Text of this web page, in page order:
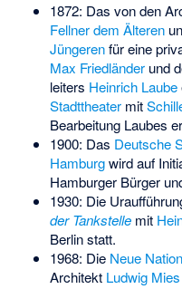
1872: Das von den
Fellner dem Älteren
Jüngerenfür eine
Max Friedländerund
leiters Heinrich Laube
Stadttheatermit
Bearbeitung Laubes
1900: Das Deutsche
Hamburgwird auf
Hamburger Bürger
1930: Die
der Tankstellemit
Berlin statt.
1968: Die Neue
Architekt Ludwig